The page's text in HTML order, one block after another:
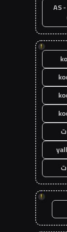
اس جول - AS
!
!